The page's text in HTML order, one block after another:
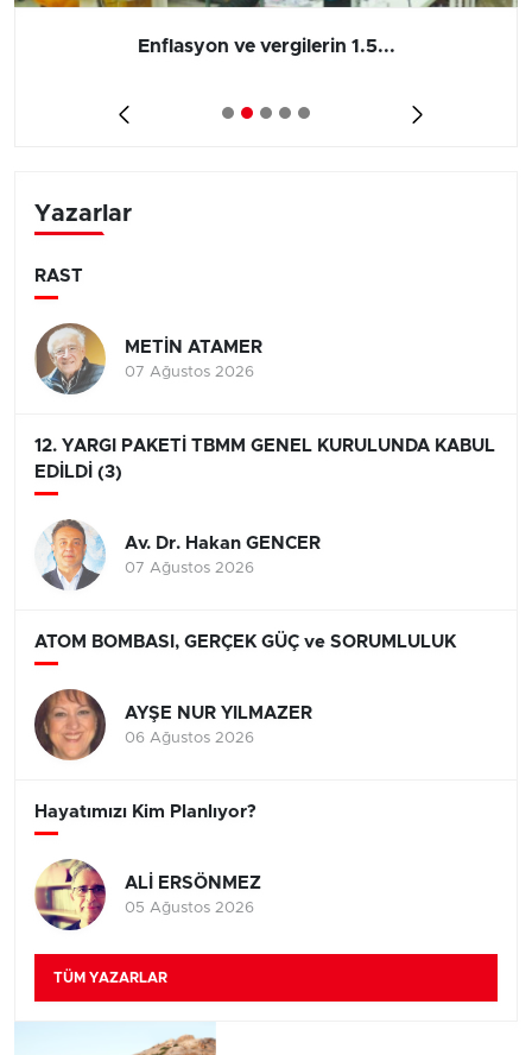
Enflasyon ve vergilerin 1.5...
Yazarlar
RAST
METİN ATAMER
07 Ağustos 2026
12. YARGI PAKETİ TBMM GENEL KURULUNDA KABUL
EDİLDİ (3)
Av. Dr. Hakan GENCER
07 Ağustos 2026
ATOM BOMBASI, GERÇEK GÜÇ ve SORUMLULUK
AYŞE NUR YILMAZER
06 Ağustos 2026
Hayatımızı Kim Planlıyor?
ALİ ERSÖNMEZ
05 Ağustos 2026
TÜM YAZARLAR